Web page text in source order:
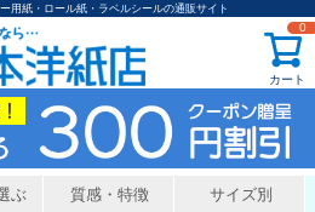
用紙・ロール紙・ラベルシールの通販サイト
カート
0
ぶ 質感・特徴 サイズ別